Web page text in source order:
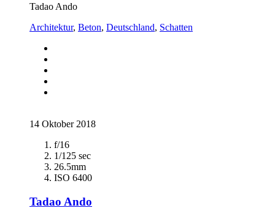
Tadao Ando
Architektur, Beton, Deutschland, Schatten
14 Oktober 2018
f/16
1/125 sec
26.5mm
ISO 6400
Tadao Ando